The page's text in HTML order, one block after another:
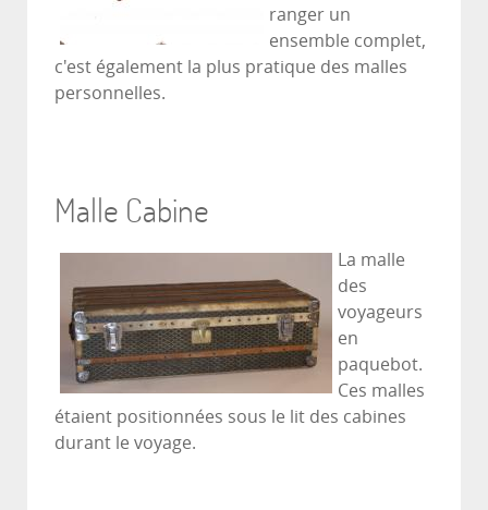
ranger un
ensemble complet,
c'est également la plus pratique des malles
personnelles.
Malle Cabine
La malle
des
voyageurs
en
paquebot.
Ces malles
étaient positionnées sous le lit des cabines
durant le voyage.